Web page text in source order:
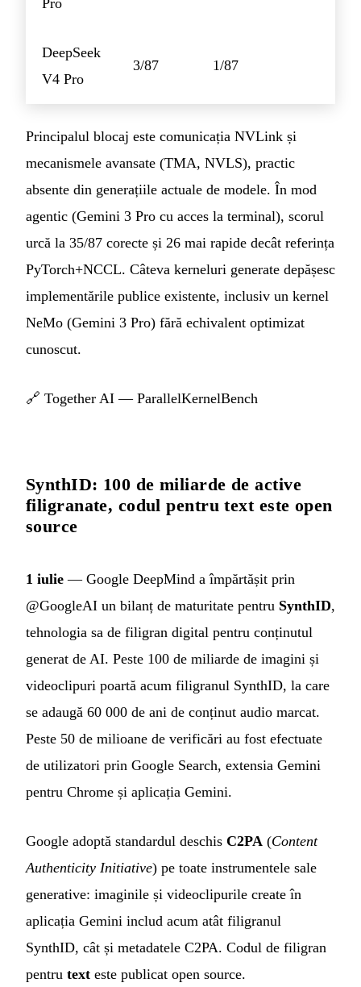
Pro
DeepSeek
V4 Pro
3/87 1/87
Principalul blocaj este comunicația NVLink și
mecanismele avansate (TMA, NVLS), practic
absente din generațiile actuale de modele. În mod
agentic (Gemini 3 Pro cu acces la terminal), scorul
urcă la 35/87 corecte și 26 mai rapide decât referința
PyTorch+NCCL. Câteva kerneluri generate depășesc
implementările publice existente, inclusiv un kernel
NeMo (Gemini 3 Pro) fără echivalent optimizat
cunoscut.
🔗 Together AI — ParallelKernelBench
SynthID: 100 de miliarde de active
filigranate, codul pentru text este open
source
1 iulie — Google DeepMind a împărtășit prin
@GoogleAI un bilanț de maturitate pentru SynthID,
tehnologia sa de filigran digital pentru conținutul
generat de AI. Peste 100 de miliarde de imagini și
videoclipuri poartă acum filigranul SynthID, la care
se adaugă 60 000 de ani de conținut audio marcat.
Peste 50 de milioane de verificări au fost efectuate
de utilizatori prin Google Search, extensia Gemini
pentru Chrome și aplicația Gemini.
Google adoptă standardul deschis C2PA (Content
Authenticity Initiative) pe toate instrumentele sale
generative: imaginile și videoclipurile create în
aplicația Gemini includ acum atât filigranul
SynthID, cât și metadatele C2PA. Codul de filigran
pentru text este publicat open source.